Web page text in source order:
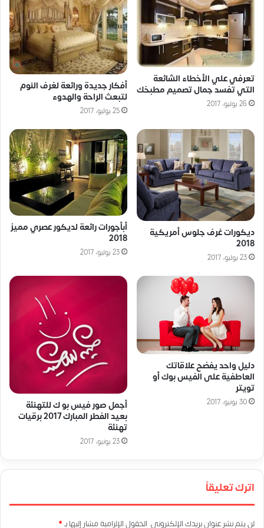
تعرفي علي الأخطاء الشائعة
التي تفسد جمال تصميم مطبخك
26 يوليو، 2017
أفكار جديدة ورائعة لغرف النوم
لتبعث الراحة والهدوء
25 يوليو، 2017
ديكورات غرف جلوس أمريكية
2018
23 يوليو، 2017
أبأجورات رائعة لديكور عصري مميز
2018
23 يوليو، 2017
دليل واحد يفضح علاقاتك
العاطفية على الفيس بوك أو
تويتر
30 يونيو، 2017
أجمل صور فيس بو ك للتهنئة
بعيد الفطر المبارك 2017 برقيات
تهنئة
23 يونيو، 2017
اترك تعليقاً
لن يتم نشر عنوان بريدك الإلكتروني. الحقول الإلزامية مشار إليها بـ*